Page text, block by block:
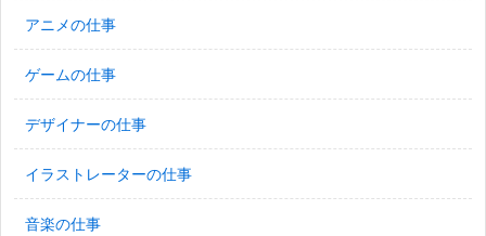
アニメの仕事
ゲームの仕事
デザイナーの仕事
イラストレーターの仕事
音楽の仕事